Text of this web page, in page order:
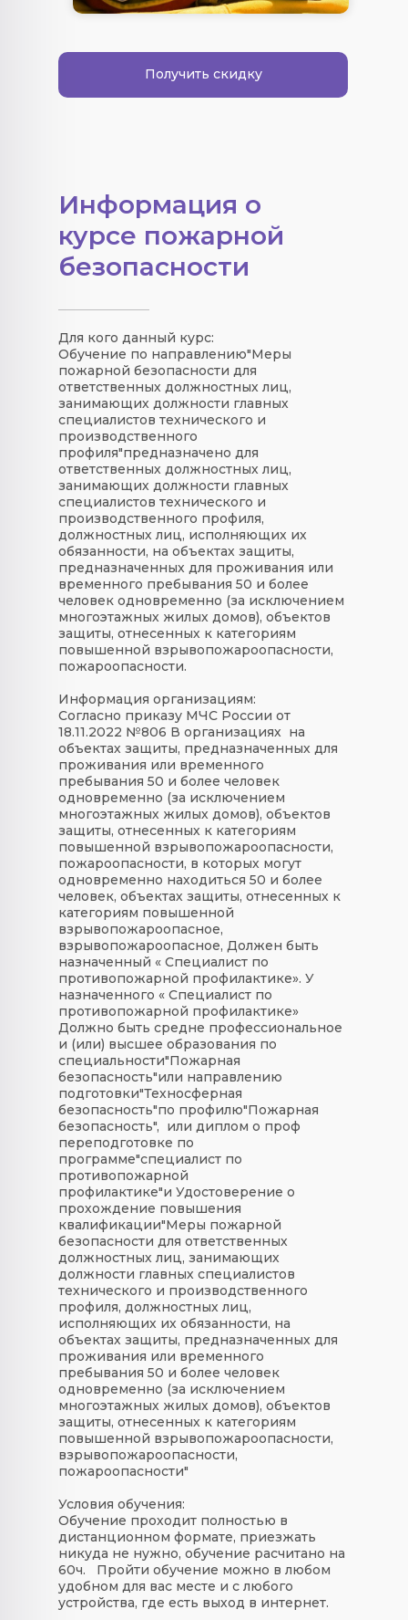
Получить скидку
Информация о
курсе пожарной
безопасности
Для кого данный курс:
Обучение по направлению"Меры
пожарной безопасности для
ответственных должностных лиц,
занимающих должности главных
специалистов технического и
производственного
профиля"предназначено для
ответственных должностных лиц,
занимающих должности главных
специалистов технического и
производственного профиля,
должностных лиц, исполняющих их
обязанности, на объектах защиты,
предназначенных для проживания или
временного пребывания 50 и более
человек одновременно (за исключением
многоэтажных жилых домов), объектов
защиты, отнесенных к категориям
повышенной взрывопожароопасности,
пожароопасности.
Информация организациям:
Согласно приказу МЧС России от
18.11.2022 №806 В организациях на
объектах защиты, предназначенных для
проживания или временного
пребывания 50 и более человек
одновременно (за исключением
многоэтажных жилых домов), объектов
защиты, отнесенных к категориям
повышенной взрывопожароопасности,
пожароопасности, в которых могут
одновременно находиться 50 и более
человек, объектах защиты, отнесенных к
категориям повышенной
взрывопожароопасное,
взрывопожароопасное, Должен быть
назначенный « Специалист по
противопожарной профилактике». У
назначенного « Специалист по
противопожарной профилактике»
Должно быть средне профессиональное
и (или) высшее образования по
специальности"Пожарная
безопасность"или направлению
подготовки"Техносферная
безопасность"по профилю"Пожарная
безопасность", или диплом о проф
переподготовке по
программе"специалист по
противопожарной
профилактике"и Удостоверение о
прохождение повышения
квалификации"Меры пожарной
безопасности для ответственных
должностных лиц, занимающих
должности главных специалистов
технического и производственного
профиля, должностных лиц,
исполняющих их обязанности, на
объектах защиты, предназначенных для
проживания или временного
пребывания 50 и более человек
одновременно (за исключением
многоэтажных жилых домов), объектов
защиты, отнесенных к категориям
повышенной взрывопожароопасности,
взрывопожароопасности,
пожароопасности"
Условия обучения:
Обучение проходит полностью в
дистанционном формате, приезжать
никуда не нужно, обучение расчитано на
60ч. Пройти обучение можно в любом
удобном для вас месте и с любого
устройства, где есть выход в интернет.